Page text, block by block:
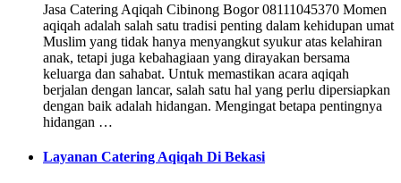
Jasa Catering Aqiqah Cibinong Bogor 08111045370 Momen
aqiqah adalah salah satu tradisi penting dalam kehidupan umat
Muslim yang tidak hanya menyangkut syukur atas kelahiran
anak, tetapi juga kebahagiaan yang dirayakan bersama
keluarga dan sahabat. Untuk memastikan acara aqiqah
berjalan dengan lancar, salah satu hal yang perlu dipersiapkan
dengan baik adalah hidangan. Mengingat betapa pentingnya
hidangan …
Layanan Catering Aqiqah Di Bekasi